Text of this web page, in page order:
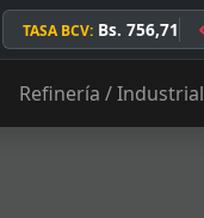
TASA BCV: Bs. 756,71
Refinería / Industrial